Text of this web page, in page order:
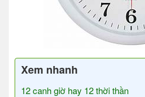
Xem nhanh
12 canh giờ hay 12 thời thần